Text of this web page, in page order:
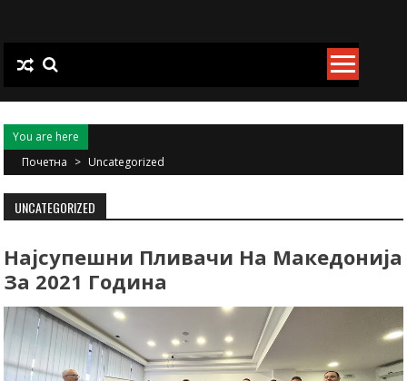
content
You are here
Почетна > Uncategorized
UNCATEGORIZED
Најсупешни Пливачи На Македонија
За 2021 Година